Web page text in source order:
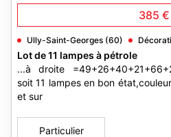
385 €
Ully-Saint-Georges (60)
Lot de 11 lampes à pétrole
...à droite
soit 11 lampes en bon
et sur
Particulier